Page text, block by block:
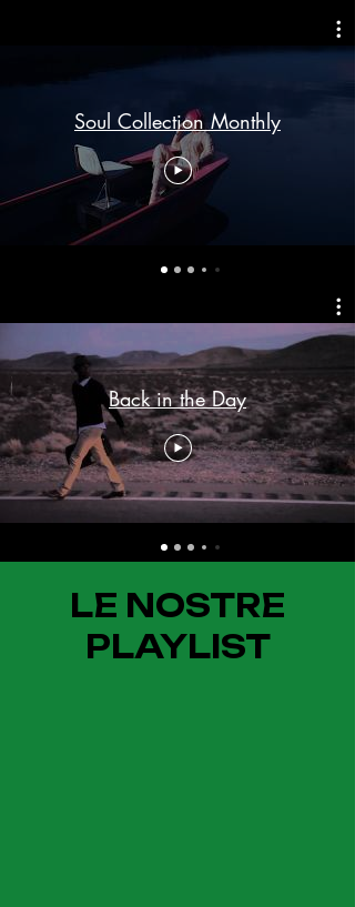
Soul Collection Monthly
Back in the Day
LE NOSTRE
PLAYLIST